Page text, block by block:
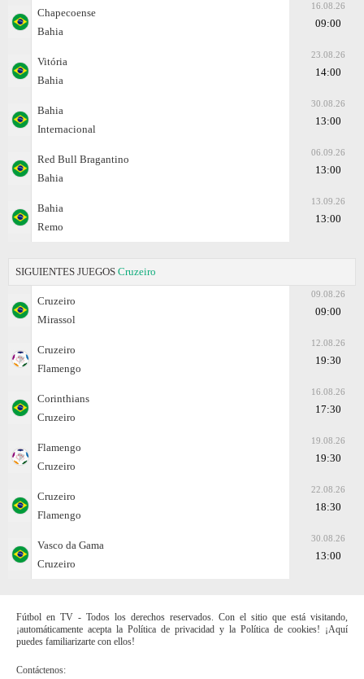
Chapecoense
Bahia
16.08.26
09:00
Vitória
Bahia
23.08.26
14:00
Bahia
Internacional
30.08.26
13:00
Red Bull Bragantino
Bahia
06.09.26
13:00
Bahia
Remo
13.09.26
13:00
SIGUIENTES JUEGOS Cruzeiro
Cruzeiro
Mirassol
09.08.26
09:00
Cruzeiro
Flamengo
12.08.26
19:30
Corinthians
Cruzeiro
16.08.26
17:30
Flamengo
Cruzeiro
19.08.26
19:30
Cruzeiro
Flamengo
22.08.26
18:30
Vasco da Gama
Cruzeiro
30.08.26
13:00
Fútbol en TV - Todos los derechos reservados. Con el sitio que está visitando,
¡automáticamente acepta la Política de privacidad y la Política de cookies! ¡Aquí
puedes familiarizarte con ellos!
Contáctenos: